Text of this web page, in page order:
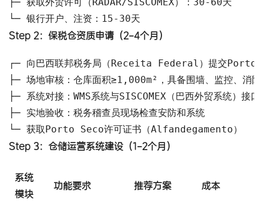
└─ 银行开户、注资：15-30天
Step 2：保税仓资质申请（2-4个月）
┌─ 向巴西联邦税务局（Receita Federal）提交Porto
├─ 场地审核：仓库面积≥1,000m²，具备围墙、监控、消防
├─ 系统对接：WMS系统与SISCOMEX（巴西外贸系统）接口
├─ 实地验收：税务稽查员现场检查安防和系统
└─ 获取Porto Seco许可证书（Alfandegamento）
Step 3：仓储运营系统建设（1-2个月）
系统
模块
功能要求 推荐方案 成本